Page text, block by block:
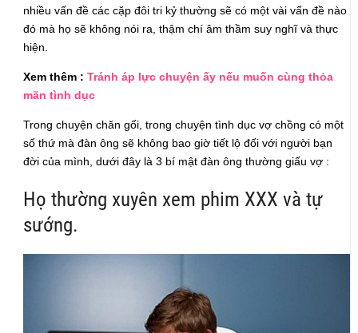
nhiều vấn đề các cặp đôi tri kỷ thường sẽ có một vài vấn đề nào
đó mà họ sẽ không nói ra, thậm chí âm thầm suy nghĩ và thực
hiện.
Xem thêm :Tránh áp lực chuyện ấy nếu muốn cùng thỏa
mãn tình dục
Trong chuyện chăn gối, trong chuyện tình dục vợ chồng có một
số thứ mà đàn ông sẽ không bao giờ tiết lộ đối với người bạn
đời của mình, dưới đây là 3 bí mật đàn ông thường giấu vợ :
Họ thường xuyên xem phim XXX và tự
sướng.